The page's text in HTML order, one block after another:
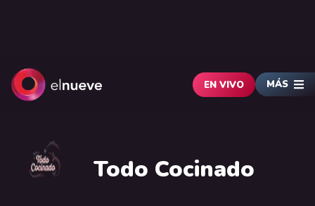
EN VIVO MÁS
Todo Cocinado